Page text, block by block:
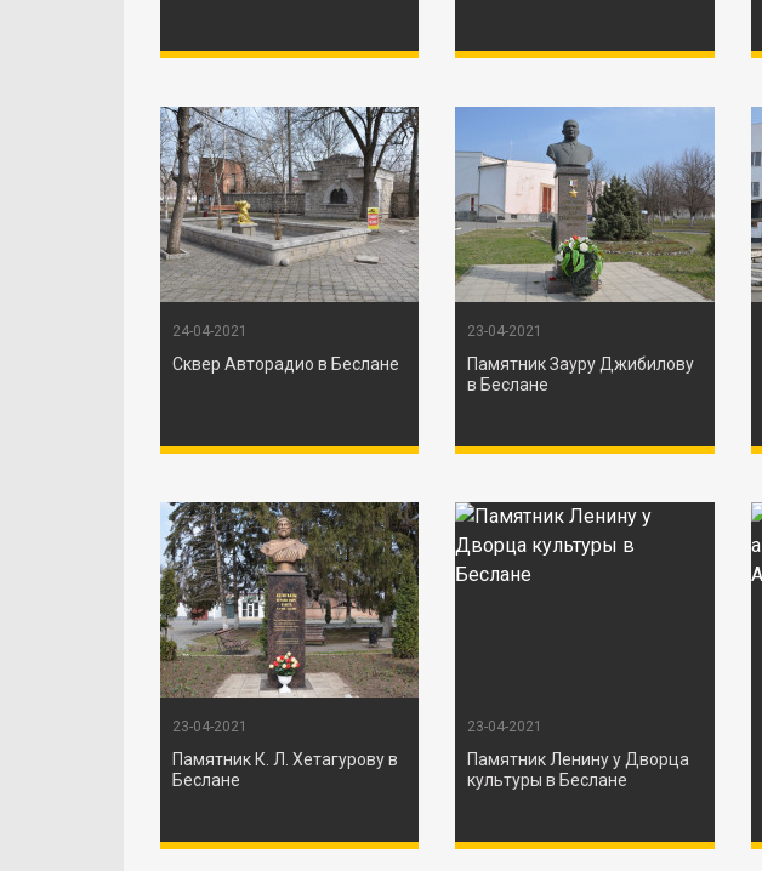
24-04-2021
Сквер Авторадио в Беслане
23-04-2021
Памятник Зауру Джибилову
в Беслане
23-04-2021
Памятник К. Л. Хетагурову в
Беслане
23-04-2021
Памятник Ленину у Дворца
культуры в Беслане